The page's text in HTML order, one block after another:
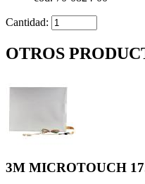
Cantidad:
OTROS
3M MICROTOUCH